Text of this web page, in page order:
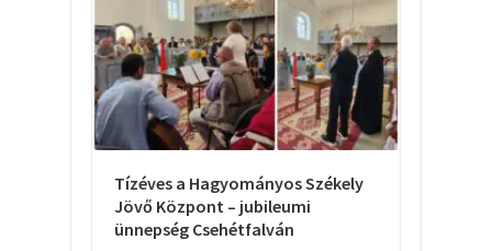
Tízéves a Hagyományos Székely
Jövő Központ – jubileumi
ünnepség Csehétfalván